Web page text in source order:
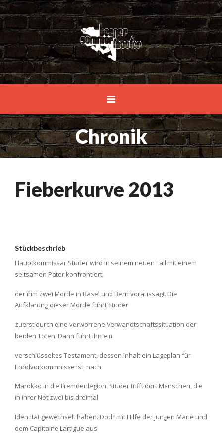
Chronik
Fieberkurve 2013
Stückbeschrieb
Hauptkommissar Studer wird in seinem neuen Fall mit einem
seltsamen Pater konfrontiert,
der ihm zwei Morde in Basel und Bern voraussagt. Die
Aufklärung dieser Morde führt Studer
zuerst durch eine verworrene Verwandtschaftssituation der
beiden Toten. Dann führt ihn ein
verschlüsseltes Testament, dessen Inhalt ein Lageplan für
Erdölvorkommnisse ist, nach
Marokko in die Fremdenlegion. Studer trifft dort Menschen, die
in ihrer Not zwei bis dreimal
Identität gewechselt haben. Doch mit Hilfe der jungen Marie und
dem Capitaine Lartigue aus